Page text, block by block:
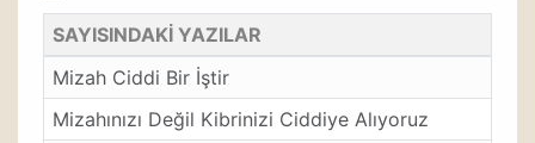
SAYISINDAKİ YAZILAR
Mizah Ciddi Bir İştir
Mizahınızı Değil Kibrinizi Ciddiye Alıyoruz